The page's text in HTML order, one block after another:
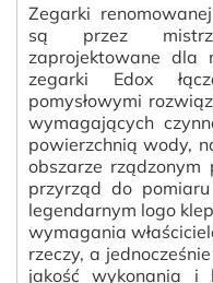
Zegarki
są przez
zaprojektowane
zegarki Edox
pomysłowymi
wymagających
powierzchnią wody,
obszarze rządzonym
przyrząd do
legendarnym logo
wymagania
rzeczy, a
jakość wykonania i